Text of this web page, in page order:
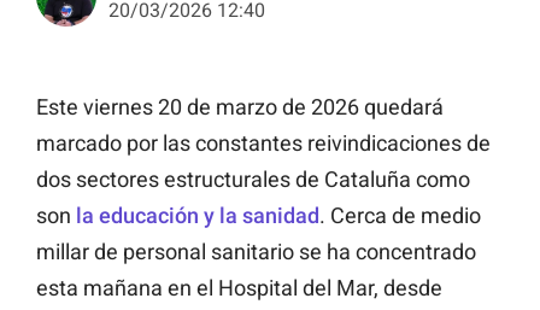
20/03/2026 12:40
Este viernes 20 de marzo de 2026 quedará
marcado por las constantes reivindicaciones de
dos sectores estructurales de Cataluña como
son la educación y la sanidad. Cerca de medio
millar de personal sanitario se ha concentrado
esta mañana en el Hospital del Mar, desde